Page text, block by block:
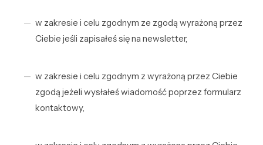
w zakresie i celu zgodnym ze zgodą wyrażoną przez
Ciebie jeśli zapisałeś się na newsletter,
w zakresie i celu zgodnym z wyrażoną przez Ciebie
zgodą jeżeli wysłałeś wiadomość poprzez formularz
kontaktowy,